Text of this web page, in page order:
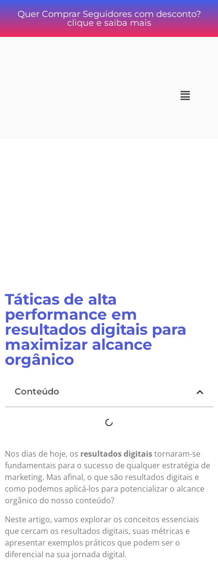
Quer Comprar Seguidores com desconto?
clique e saiba mais
Táticas de alta
performance em
resultados digitais para
maximizar alcance
orgânico
Conteúdo
Nos dias de hoje, os resultados digitaistornaram-se
fundamentais para o sucesso de qualquer estratégia de
marketing. Mas afinal, o que são resultados digitais e
como podemos aplicá-los para potencializar o alcance
orgânico do nosso conteúdo?
Neste artigo, vamos explorar os conceitos essenciais
que cercam os resultados digitais, suas métricas e
apresentar exemplos práticos que podem ser o
diferencial na sua jornada digital.